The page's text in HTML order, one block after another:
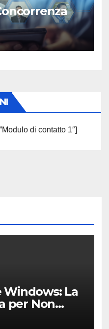
di contatto 1″]
La
per Non